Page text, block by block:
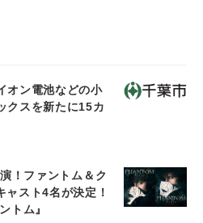
オン電池などの小
クスを新たに15カ
！ファントム＆ク
ャスト4名が決定！
トム』